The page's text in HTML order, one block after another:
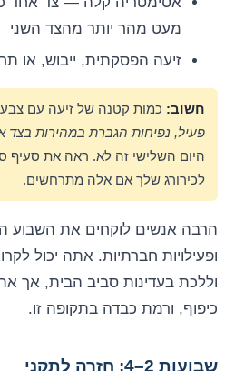
מעט מהר יותר מהצד השני
זיעה הפסקתית, ייבוש, או
חשוב: כמות קטנה של זיעה עם
פעיל, נפיחות הגברת במהירות בצד
היום השלישי זה לא. ראה את סעיף
לכירורג שלך אם אלה מתרחשים.
הרבה אנשים לוקחים את השבוע
ופעילויות חברתיות. אתה יכול
וללכת בעדינות סביב הבית, אך
כיפוף, ורמת כבדה בתקופה זו.
שבועות 2–4: חזרה לתקני